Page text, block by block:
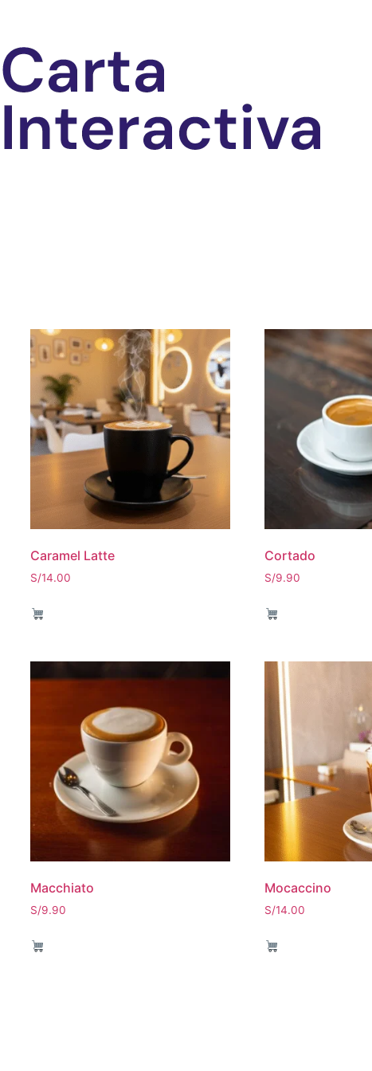
Caramel Latte
S/14.00
Cortado
S/9.90
Macchiato
S/9.90
Mocaccino
S/14.00